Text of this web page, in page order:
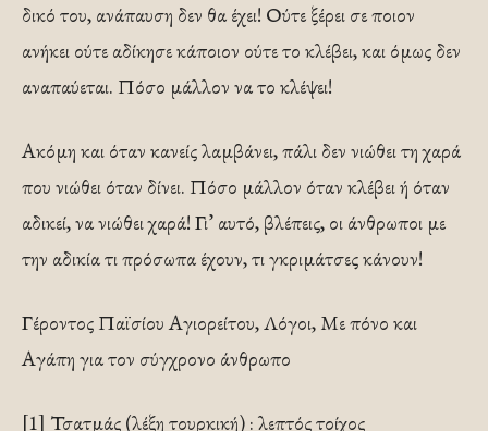
δικό του, ανάπαυση δεν θα έχει! Ούτε ξέρει σε ποιον
ανήκει ούτε αδίκησε κάποιον ούτε το κλέβει, και όμως δεν
αναπαύεται. Πόσο μάλλον να το κλέψει!
Ακόμη και όταν κανείς λαμβάνει, πάλι δεν νιώθει τη χαρά
που νιώθει όταν δίνει. Πόσο μάλλον όταν κλέβει ή όταν
αδικεί, να νιώθει χαρά! Γι’ αυτό, βλέπεις, οι άνθρωποι με
την αδικία τι πρόσωπα έχουν, τι γκριμάτσες κάνουν!
Γέροντος Παϊσίου Αγιορείτου, Λόγοι, Με πόνο και
Αγάπη για τον σύγχρονο άνθρωπο
[1] Τσατμάς (λέξη τουρκική) : λεπτός τοίχος